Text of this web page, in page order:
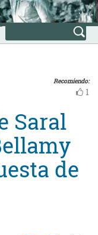
Recomiendo:
1
Saral
de